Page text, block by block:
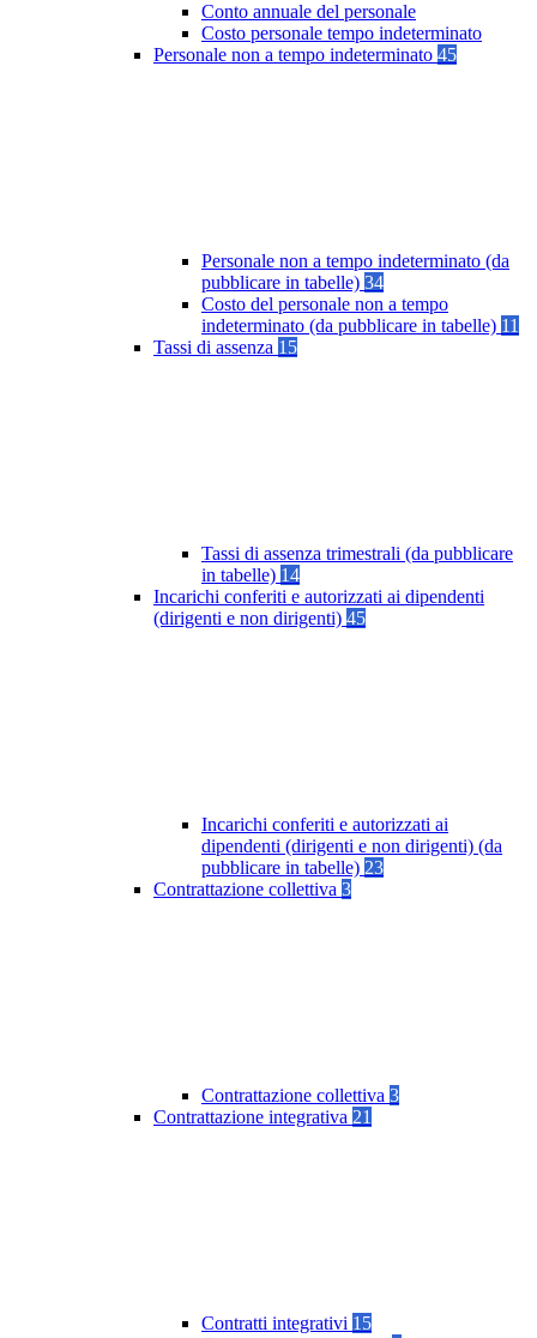
Conto annuale del personale
Costo personale tempo indeterminato
Personale non a tempo indeterminato 45
Personale non a tempo indeterminato (da
pubblicare in tabelle) 34
Costo del personale non a tempo
indeterminato (da pubblicare in tabelle) 11
Tassi di assenza 15
Tassi di assenza trimestrali (da pubblicare
in tabelle) 14
Incarichi conferiti e autorizzati ai dipendenti
(dirigenti e non dirigenti) 45
Incarichi conferiti e autorizzati ai
dipendenti (dirigenti e non dirigenti) (da
pubblicare in tabelle) 23
Contrattazione collettiva 3
Contrattazione collettiva 3
Contrattazione integrativa 21
Contratti integrativi 15